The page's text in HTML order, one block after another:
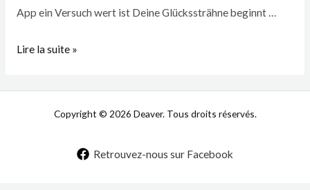
App ein Versuch wert ist Deine Glückssträhne beginnt …
Lire la suite »
Copyright © 2026 Deaver. Tous droits réservés.
Retrouvez-nous sur Facebook